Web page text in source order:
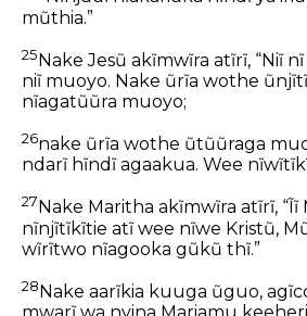
mũthia.”
25Nake Jesũ akĩmwĩra atĩrĩ, “Niĩ
niĩ muoyo. Nake ũrĩa wothe
nĩagatũũra muoyo;
26nake ũrĩa wothe ũtũũraga
ndarĩ hĩndĩ agaakua. Wee
27 Nake Maritha akĩmwĩra atĩrĩ, “Ĩĩ
nĩnjĩtĩkĩtie atĩ wee nĩwe Kristũ,
wĩrĩtwo nĩagooka gũkũ thĩ.”
28Nake aarĩkia kuuga ũguo,